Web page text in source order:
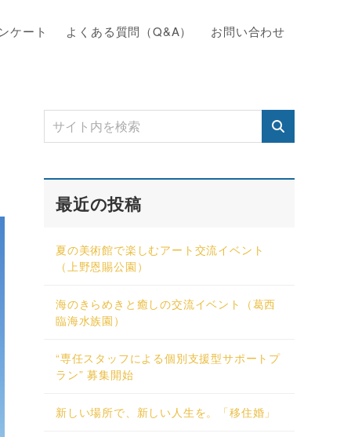
ケート よくある質問（Q&A） お問い合わせ
最近の投稿
夏の美術館で楽しむアート交流イベント
（上野恩賜公園）
海のきらめきと癒しの交流イベント（葛西
臨海水族園）
“専任スタッフによる個別支援型サポートプ
ラン” 募集開始
新しい場所で、新しい人生を。「移住婚」